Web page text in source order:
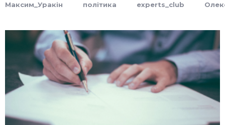
Максим_Уракін політика experts_club